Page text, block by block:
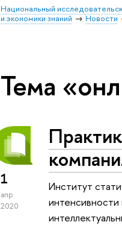
Национальный
и экономики знаний
Новости
Тема
1
апр
2020
Институт
интенсивности